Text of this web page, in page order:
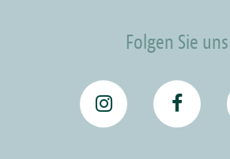
Folgen Sie uns